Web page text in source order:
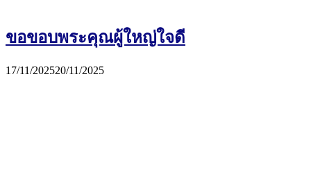
ขอขอบพระคุณผู้ใหญ่ใจดี
17/11/202520/11/2025